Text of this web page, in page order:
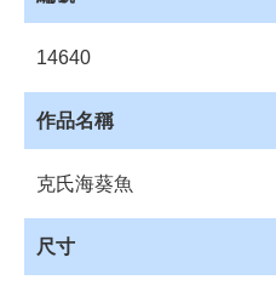
網
站
購
物
車
14640
作品名稱
克氏海葵魚
尺寸